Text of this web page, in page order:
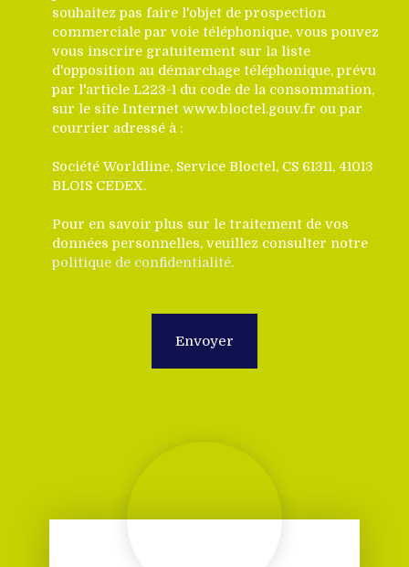
souhaitez pas faire l'objet de prospection
commerciale par voie téléphonique, vous pouvez
vous inscrire gratuitement sur la liste
d'opposition au démarchage téléphonique, prévu
par l'article L223-1 du code de la consommation,
sur le site Internet www.bloctel.gouv.fr ou par
courrier adressé à :
Société Worldline, Service Bloctel, CS 61311, 41013
BLOIS CEDEX.
Pour en savoir plus sur le traitement de vos
données personnelles, veuillez consulter notre
politique de confidentialité.
Envoyer